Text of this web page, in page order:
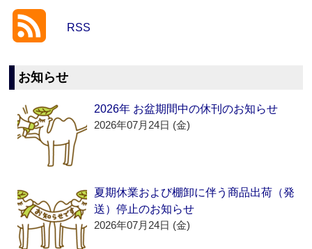
RSS
お知らせ
2026年 お盆期間中の休刊のお知らせ
2026年07月24日 (金)
夏期休業および棚卸に伴う商品出荷（発
送）停止のお知らせ
2026年07月24日 (金)